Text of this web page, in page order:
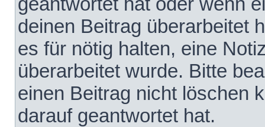
deinen Beitrag überarbeitet
es für nötig halten, eine
überarbeitet wurde. Bitte
einen Beitrag nicht löschen
darauf geantwortet hat.